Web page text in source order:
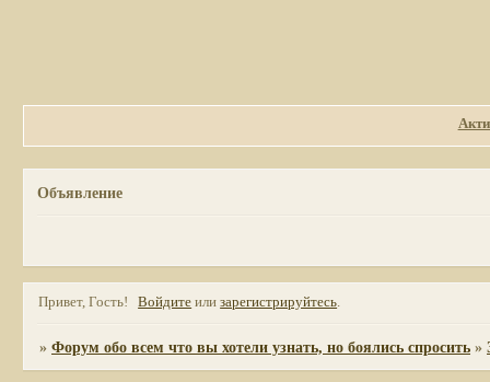
Объявление
Привет, Гость! Войдите илизарегистрируйтесь.
»Форум обо всем что вы хотели узнать, но боялись спросить »